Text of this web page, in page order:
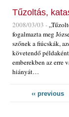
Tűzoltás,
2008/03/03 -
fogalmazta meg
szőnek a fiúcskák,
követendő
emberekben az erre
hiányát…
‹‹ previous